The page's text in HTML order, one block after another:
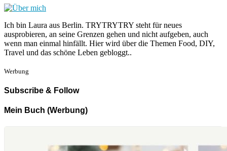
Ich bin Laura aus Berlin. TRYTRYTRY steht für neues
ausprobieren, an seine Grenzen gehen und nicht aufgeben, auch
wenn man einmal hinfällt. Hier wird über die Themen Food, DIY,
Travel und das schöne Leben gebloggt..
Werbung
Subscribe & Follow
Mein Buch (Werbung)